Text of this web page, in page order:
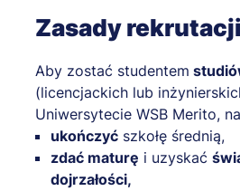
Zasady rekrutacji
Aby zostać studentem
(licencjackich lub
Uniwersytecie WSB Merito,
ukończyć szkołę średnią,
zdać maturę i uzyskać
dojrzałości,